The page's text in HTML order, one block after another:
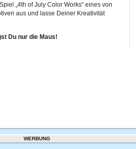
„4th of July Color Works“ eines von
aus und lasse Deiner Kreativität
Du nur die Maus!
WERBUNG